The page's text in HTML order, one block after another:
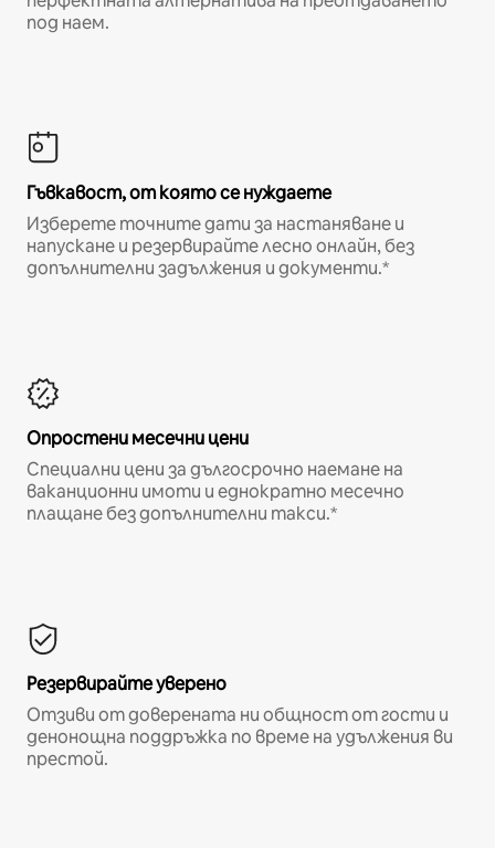
под наем.
Гъвкавост, от която се нуждаете
Изберете точните дати за настаняване и
напускане и резервирайте лесно онлайн, без
допълнителни задължения и документи.*
Опростени месечни цени
Специални цени за дългосрочно наемане на
ваканционни имоти и еднократно месечно
плащане без допълнителни такси.*
Резервирайте уверено
Отзиви от доверената ни общност от гости и
денонощна поддръжка по време на удължения ви
престой.